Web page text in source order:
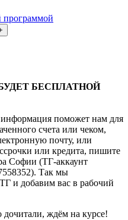
программой
БЕСПЛАТНОЙ
поможет нам для
счета или чеком,
почту, или
или кредита, пишите
Софии (ТГ-аккаунт
Так мы
и добавим вас в рабочий
дочитали, ждём на курсе!